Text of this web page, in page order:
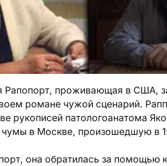
Рапопорт, проживающая в США,
романе чужой сценарий.
рукописей патологоанатома
в Москве, произошедшую в
она обратилась за помощью